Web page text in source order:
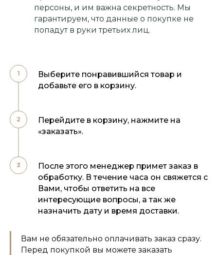
персоны, и им важна секретность. Мы
гарантируем, что данные о покупке не
попадут в руки третьих лиц.
Выберите понравившийся товар и
добавьте его в корзину.
Перейдите в корзину, нажмите на
«заказать».
После этого менеджер примет заказ в
обработку. В течение часа он свяжется с
Вами, чтобы ответить на все
интересующие вопросы, а так же
назначить дату и время доставки.
Вам не обязательно оплачивать заказ сразу.
Перед покупкой вы можете заказать